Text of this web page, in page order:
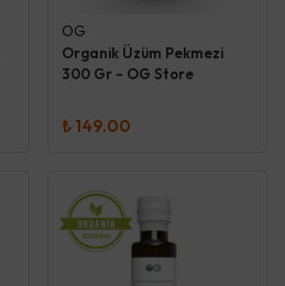
OG
Organik Üzüm Pekmezi
300 Gr - OG Store
₺ 149.00